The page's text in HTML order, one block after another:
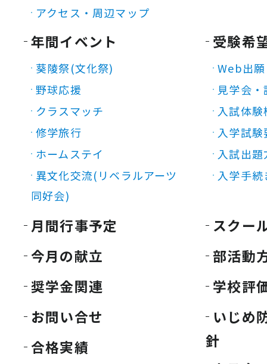
アクセス・周辺マップ
年間イベント
葵陵祭(文化祭)
野球応援
クラスマッチ
修学旅行
ホームステイ
異文化交流(リベラルアーツ
同好会)
受験希
Web出願
見学会
入試体験
入学試験
入試出題
入学手続
月間行事予定
今月の献立
奨学金関連
お問い合せ
合格実績
スクー
部活動
学校評
いじめ
針